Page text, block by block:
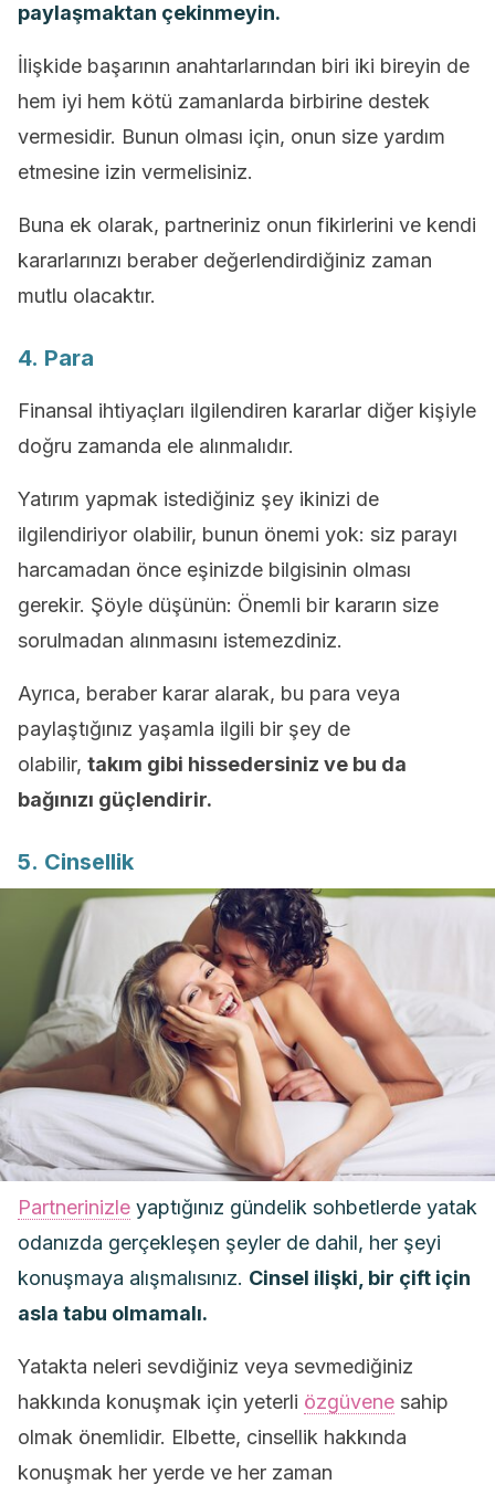
paylaşmaktan çekinmeyin.
İlişkide başarının anahtarlarından biri iki bireyin de
hem iyi hem kötü zamanlarda birbirine destek
vermesidir. Bunun olması için, onun size yardım
etmesine izin vermelisiniz.
Buna ek olarak, partneriniz onun fikirlerini ve kendi
kararlarınızı beraber değerlendirdiğiniz zaman
mutlu olacaktır.
4. Para
Finansal ihtiyaçları ilgilendiren kararlar diğer kişiyle
doğru zamanda ele alınmalıdır.
Yatırım yapmak istediğiniz şey ikinizi de
ilgilendiriyor olabilir, bunun önemi yok: siz parayı
harcamadan önce eşinizde bilgisinin olması
gerekir. Şöyle düşünün: Önemli bir kararın size
sorulmadan alınmasını istemezdiniz.
Ayrıca, beraber karar alarak, bu para veya
paylaştığınız yaşamla ilgili bir şey de
olabilir, takım gibi hissedersiniz ve bu da
bağınızı güçlendirir.
5. Cinsellik
Partnerinizle yaptığınız gündelik sohbetlerde yatak
odanızda gerçekleşen şeyler de dahil, her şeyi
konuşmaya alışmalısınız. Cinsel ilişki, bir çift için
asla tabu olmamalı.
Yatakta neleri sevdiğiniz veya sevmediğiniz
hakkında konuşmak için yeterli özgüvene sahip
olmak önemlidir. Elbette, cinsellik hakkında
konuşmak her yerde ve her zaman